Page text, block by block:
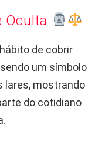
de cobrir
um símbolo
lares, mostrando
do cotidiano